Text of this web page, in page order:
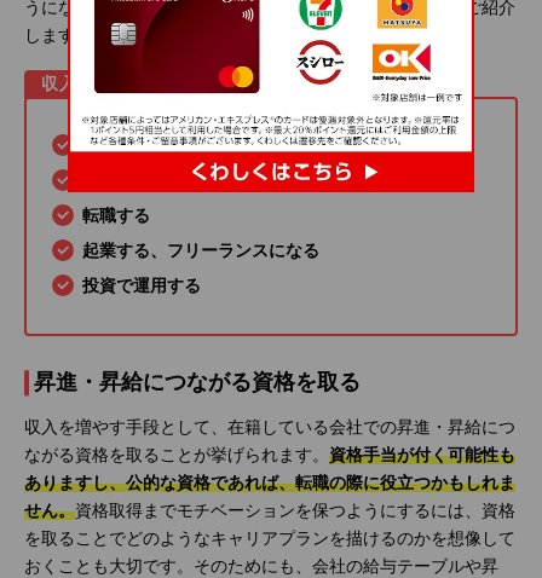
うになりたい人に向けて、収入を増やすためのポイントをご紹介
します。
収入を増やすためのポイント
昇進・昇給につながる資格を取る
転職する
起業する、フリーランスになる
投資で運用する
昇進・昇給につながる資格を取る
収入を増やす手段として、在籍している会社での昇進・昇給につ
ながる資格を取ることが挙げられます。 資格手当が付く可能性も
ありますし、公的な資格であれば、転職の際に役立つかもしれま
せん。資格取得までモチベーションを保つようにするには、資格
を取ることでどのようなキャリアプランを描けるのかを想像して
おくことも大切です。そのためにも、会社の給与テーブルや昇